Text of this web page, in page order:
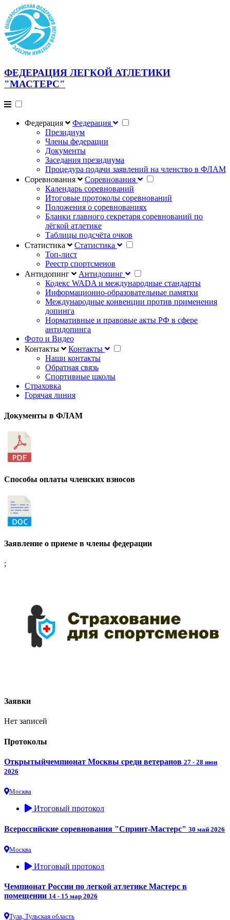
ФЕДЕРАЦИЯ ЛЕГКОЙ АТЛЕТИКИ
"МАСТЕРС"
Федерация
Федерация
Президиум
Члены федерации
Документы
Заседания президиума
Процедура подачи заявлений на членство в ФЛАМ
Соревнования
Соревнования
Календарь соревнований
Итоговые протоколы соревнований
Положения о соревнованиях
Бланки главного секретаря соревнований по
лёгкой атлетике
Таблицы подсчёта очков
Статистика
Статистика
Топ-лист
Реестр спортсменов
Антидопинг
Антидопинг
Кодекс WADA и международные стандарты
Информационно-образовательные памятки
Международные конвенции против применения
допинга
Нормативные и правовые акты РФ в сфере
антидопинга
Фото и Видео
Контакты
Контакты
Наши контакты
Обратная связь
Спортивные школы
Страховка
Горячая линия
Документы в ФЛАМ
Способы оплаты членских взносов
Заявление о приеме в члены федерации
;
Заявки
Нет записей
Протоколы
Открытыйчемпионат Москвы среди ветеранов 27 - 28 июн
2026
Москва
Итоговый протокол
Всероссийские соревнования "Спринт-Мастерс" 30 май 2026
Москва
Итоговый протокол
Чемпионат России по легкой атлетике Мастерс в
помещении 14 - 15 мар 2026
Тула, Тульская область